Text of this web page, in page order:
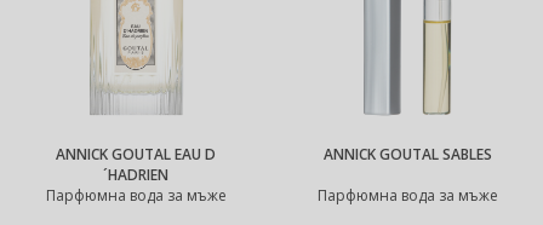
ANNICK GOUTAL EAU D
´HADRIEN
Парфюмна вода за мъже
ANNICK GOUTAL SABLES
Парфюмна вода за мъже